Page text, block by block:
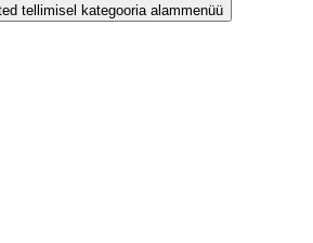
tellimisel kategooria alammenüü